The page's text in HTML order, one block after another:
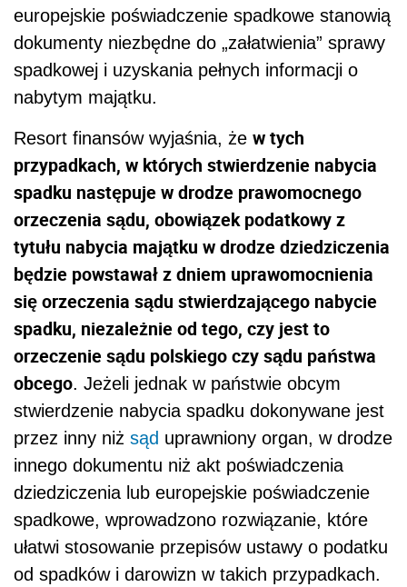
europejskie poświadczenie spadkowe stanowią
dokumenty niezbędne do „załatwienia” sprawy
spadkowej i uzyskania pełnych informacji o
nabytym majątku.
Resort finansów wyjaśnia, że w tych
przypadkach, w których stwierdzenie nabycia
spadku następuje w drodze prawomocnego
orzeczenia sądu, obowiązek podatkowy z
tytułu nabycia majątku w drodze dziedziczenia
będzie powstawał z dniem uprawomocnienia
się orzeczenia sądu stwierdzającego nabycie
spadku, niezależnie od tego, czy jest to
orzeczenie sądu polskiego czy sądu państwa
obcego. Jeżeli jednak w państwie obcym
stwierdzenie nabycia spadku dokonywane jest
przez inny niż sąd uprawniony organ, w drodze
innego dokumentu niż akt poświadczenia
dziedziczenia lub europejskie poświadczenie
spadkowe, wprowadzono rozwiązanie, które
ułatwi stosowanie przepisów ustawy o podatku
od spadków i darowizn w takich przypadkach.